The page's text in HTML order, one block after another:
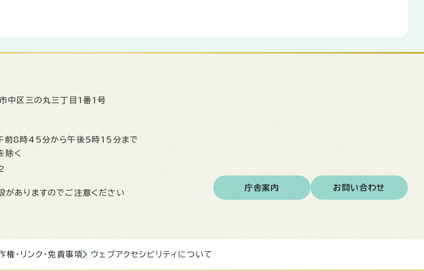
中区三の丸三丁目1番1号
前8時45分から午後5時15分まで
除く
がありますのでご注意ください
庁舎案内 お問い合わせ
権・リンク・免責事項 ウェブアクセシビリティについて